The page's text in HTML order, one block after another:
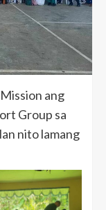
ang
Group sa
nito lamang